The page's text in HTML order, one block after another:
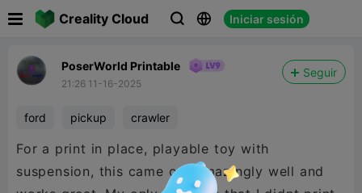
Creality Cloud   Iniciar sesión
PoserWorld Printable
21:26 11-16-2025
Seguir
ford pickup crawler
For a print in place, playable toy with
suspension, this came out amazingly well and